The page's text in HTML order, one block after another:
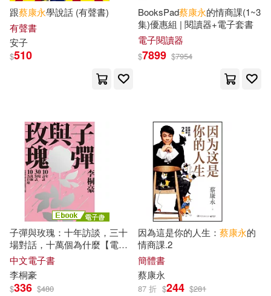
跟蔡康永學說話 (有聲書)
有聲書
安子
$510
BooksPad蔡康永的情商課(1~3
集)優惠組 | 閱讀器+電子套書
電子閱讀器
$7899 $7954
子彈與玫瑰：十年訪談，三十
場對話，十萬個為什麼【電子
書限定收錄：那些
孩的事】 (電子書)
中文電子書
李桐豪
$336 $480
因為這是你的人生： 蔡康永的
情商課.2
簡體書
蔡康永
87 折 $244 $281